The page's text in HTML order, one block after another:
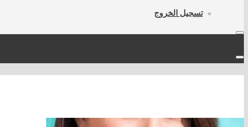
تسجيل الخروج